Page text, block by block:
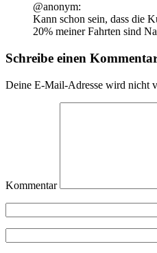
@anonym:
Kann schon sein, dass die
20% meiner Fahrten sind
Schreibe einen
Deine E-Mail-Adresse wird nicht
Kommentar